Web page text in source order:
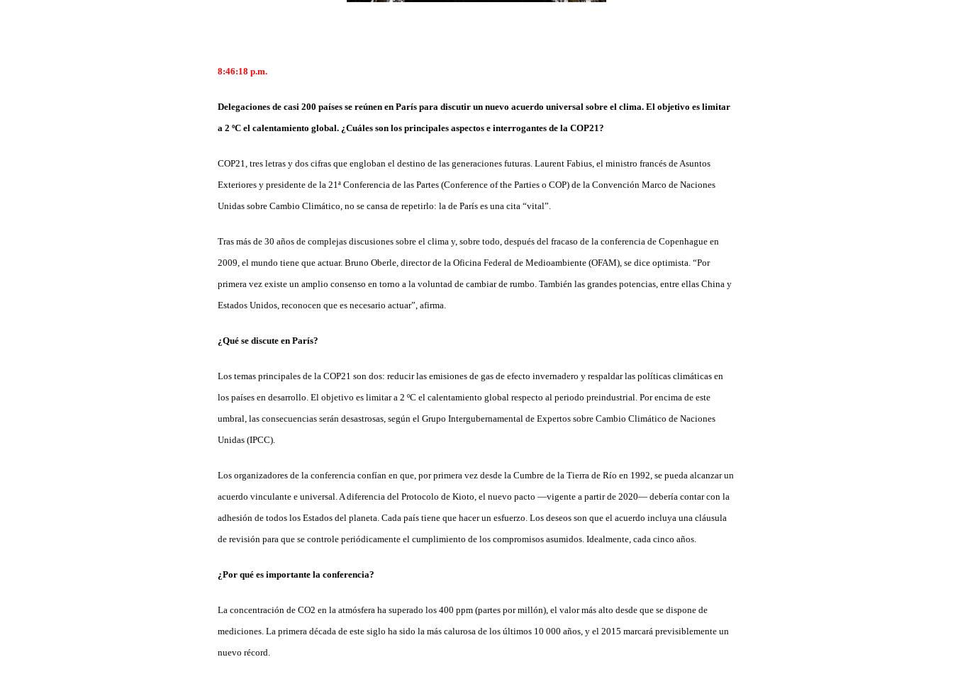
8:46:18 p.m.
Delegaciones de casi 200 países se reúnen en París para discutir un nuevo acuerdo universal sobre el clima. El objetivo es limitar
a 2 ºC el calentamiento global. ¿Cuáles son los principales aspectos e interrogantes de la COP21?
COP21, tres letras y dos cifras que engloban el destino de las generaciones futuras. Laurent Fabius, el ministro francés de Asuntos
Exteriores y presidente de la 21ª Conferencia de las Partes (Conference of the Parties o COP) de la Convención Marco de Naciones
Unidas sobre Cambio Climático, no se cansa de repetirlo: la de París es una cita “vital”.
Tras más de 30 años de complejas discusiones sobre el clima y, sobre todo, después del fracaso de la conferencia de Copenhague en
2009, el mundo tiene que actuar. Bruno Oberle, director de la Oficina Federal de Medioambiente (OFAM), se dice optimista. “Por
primera vez existe un amplio consenso en torno a la voluntad de cambiar de rumbo. También las grandes potencias, entre ellas China y
Estados Unidos, reconocen que es necesario actuar”, afirma.
¿Qué se discute en París?
Los temas principales de la COP21 son dos: reducir las emisiones de gas de efecto invernadero y respaldar las políticas climáticas en
los países en desarrollo. El objetivo es limitar a 2 ºC el calentamiento global respecto al periodo preindustrial. Por encima de este
umbral, las consecuencias serán desastrosas, según el Grupo Intergubernamental de Expertos sobre Cambio Climático de Naciones
Unidas (IPCC).
Los organizadores de la conferencia confían en que, por primera vez desde la Cumbre de la Tierra de Río en 1992, se pueda alcanzar un
acuerdo vinculante e universal. A diferencia del Protocolo de Kioto, el nuevo pacto —vigente a partir de 2020— debería contar con la
adhesión de todos los Estados del planeta. Cada país tiene que hacer un esfuerzo. Los deseos son que el acuerdo incluya una cláusula
de revisión para que se controle periódicamente el cumplimiento de los compromisos asumidos. Idealmente, cada cinco años.
¿Por qué es importante la conferencia?
La concentración de CO2 en la atmósfera ha superado los 400 ppm (partes por millón), el valor más alto desde que se dispone de
mediciones. La primera década de este siglo ha sido la más calurosa de los últimos 10 000 años, y el 2015 marcará previsiblemente un
nuevo récord.